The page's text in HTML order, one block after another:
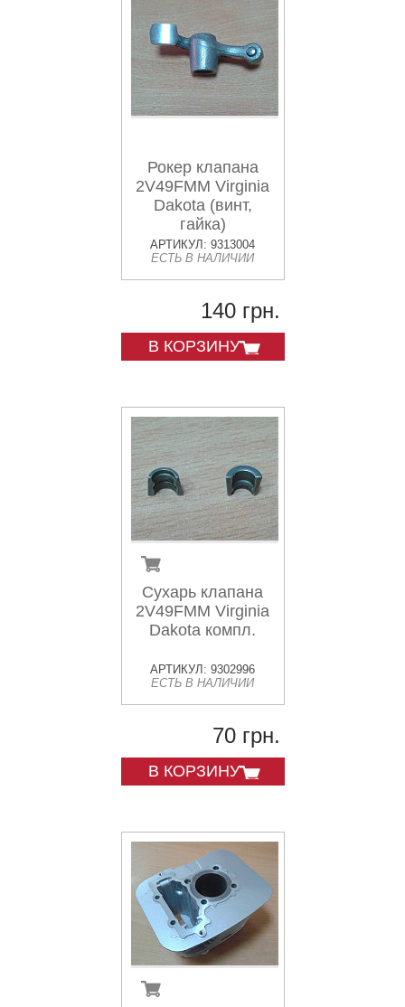
Рокер клапана
2V49FMM Virginia
Dakota (винт,
гайка)
АРТИКУЛ: 9313004
ЕСТЬ В НАЛИЧИИ
140 грн.
В КОРЗИНУ
Сухарь клапана
2V49FMM Virginia
Dakota компл.
АРТИКУЛ: 9302996
ЕСТЬ В НАЛИЧИИ
70 грн.
В КОРЗИНУ